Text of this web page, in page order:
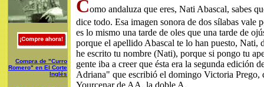
Compra de "Curro
Romero" en El Corte
Inglés
Como andaluza que eres, Nati Abascal, sabes
dice todo. Esa imagen sonora de dos sílabas vale
es lo mismo una tarde de oles que una tarde de
porque el apellido Abascal te lo han puesto, Nati,
he escrito tu nombre (Nati), porque si pongo tu
gente iba a creer que ésta era la segunda edición
Adriana" que escribió el domingo Victoria Prego,
Yourcenar de AA, la doble A.